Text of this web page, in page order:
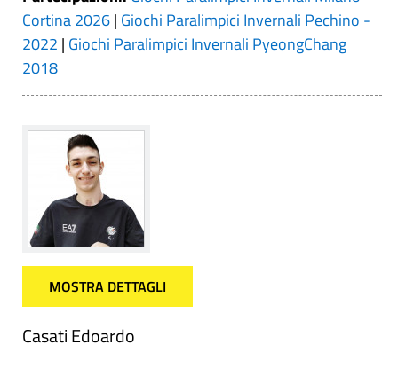
Cortina 2026| Giochi Paralimpici Invernali Pechino -
2022 | Giochi Paralimpici Invernali PyeongChang
2018
MOSTRA DETTAGLI
Casati Edoardo